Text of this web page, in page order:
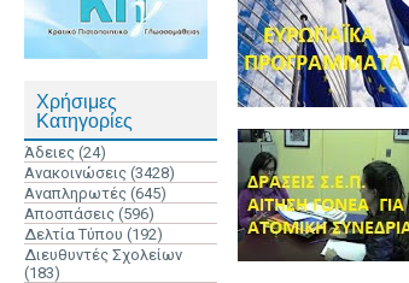
Χρήσιμες
Κατηγορίες
Άδειες (24)
Ανακοινώσεις (3428)
Αναπληρωτές (645)
Αποσπάσεις (596)
Δελτία Τύπου (192)
Διευθυντές Σχολείων
(183)